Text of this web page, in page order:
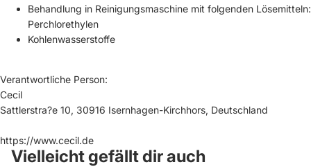
Behandlung in Reinigungsmaschine mit folgenden Lösemitteln:
Perchlorethylen
Kohlenwasserstoffe
Verantwortliche Person:
Cecil
Sattlerstra?e 10, 30916 Isernhagen-Kirchhors, Deutschland
https://www.cecil.de
Vielleicht gefällt dir auch